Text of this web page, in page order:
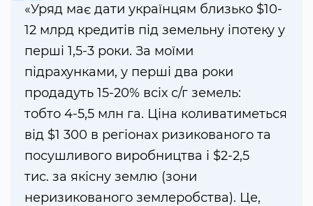
«Уряд має дати українцям близько $10-
12 млрд кредитів під земельну іпотеку у
перші 1,5-3 роки. За моїми
підрахунками, у перші два роки
продадуть 15-20% всіх с/г земель:
тобто 4-5,5 млн га. Ціна коливатиметься
від $1 300 в регіонах ризикованого та
посушливого виробництва і $2-2,5
тис. за якісну землю (зони
неризикованого землеробства). Це,